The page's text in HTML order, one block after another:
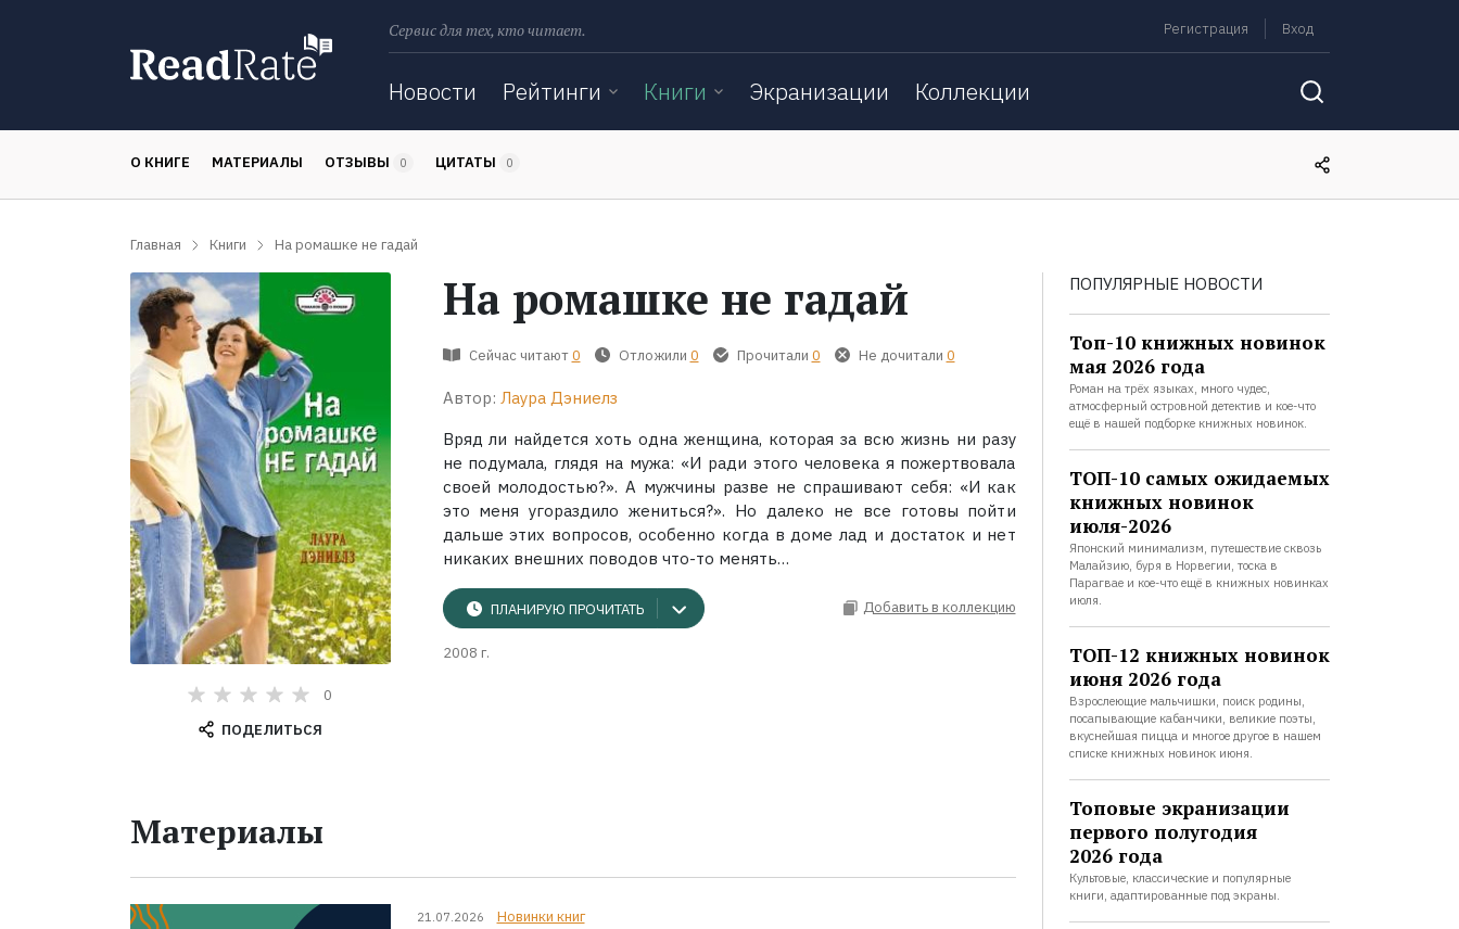
Сервис для тех, кто читает. Регистрация Вход
Новости Рейтинги Книги Экранизации Коллекции
О КНИГЕ МАТЕРИАЛЫ ОТЗЫВЫ 0 ЦИТАТЫ 0
Главная Книги На ромашке не гадай
0
ПОДЕЛИТЬСЯ
На ромашке не гадай
Сейчас читают 0 Отложили 0 Прочитали 0 Не дочитали 0
Автор: Лаура Дэниелз
Вряд ли найдется хоть одна женщина, которая за всю жизнь ни разу
не подумала, глядя на мужа: «И ради этого человека я пожертвовала
своей молодостью?». А мужчины разве не спрашивают себя: «И как
это меня угораздило жениться?». Но далеко не все готовы пойти
дальше этих вопросов, особенно когда в доме лад и достаток и нет
никаких внешних поводов что-то менять…
ПЛАНИРУЮ ПРОЧИТАТЬ Добавить в коллекцию
2008 г.
Материалы
21.07.2026 Новинки книг
ПОПУЛЯРНЫЕ НОВОСТИ
Топ-10 книжных новинок
мая 2026 года
Роман на трёх языках, много чудес,
атмосферный островной детектив и кое-что
ещё в нашей подборке книжных новинок.
ТОП-10 самых ожидаемых
книжных новинок
июля-2026
Японский минимализм, путешествие сквозь
Малайзию, буря в Норвегии, тоска в
Парагвае и кое-что ещё в книжных новинках
июля.
ТОП-12 книжных новинок
июня 2026 года
Взрослеющие мальчишки, поиск родины,
посапывающие кабанчики, великие поэты,
вкуснейшая пицца и многое другое в нашем
списке книжных новинок июня.
Топовые экранизации
первого полугодия
2026 года
Культовые, классические и популярные
книги, адаптированные под экраны.